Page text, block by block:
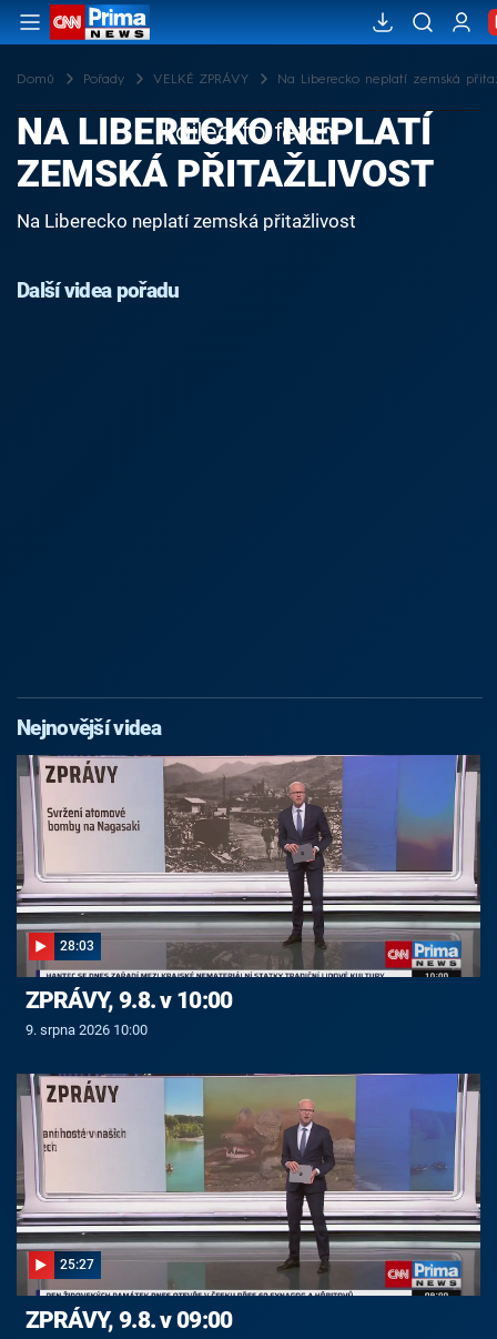
Domů Pořady VELKÉ ZPRÁVY Na Liberecko neplatí zemská
Failed to fetch
NA LIBERECKO NEPLATÍ
ZEMSKÁ PŘITAŽLIVOST
Na Liberecko neplatí zemská přitažlivost
Další videa pořadu
Nejnovější videa
28:03
ZPRÁVY, 9.8. v 10:00
9. srpna 2026 10:00
25:27
ZPRÁVY, 9.8. v 09:00